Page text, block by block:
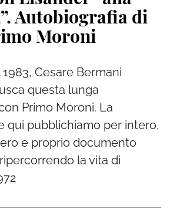
Autobiografia di
Moroni
Cesare Bermani
questa lunga
Primo Moroni. La
qui pubblichiamo per intero,
e proprio documento
la vita di